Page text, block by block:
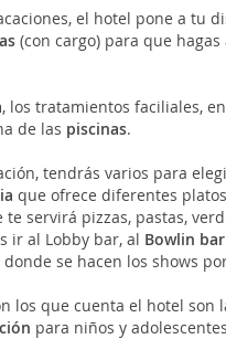
el hotel pone a tu
(con cargo) para que
, los tratamientos faciliales,
de las piscinas.
tendrás varios para
que ofrece diferentes
te servirá pizzas, pastas,
ir al Lobby bar, al Bowlin bar
donde se hacen los shows
los que cuenta el hotel son
para niños y